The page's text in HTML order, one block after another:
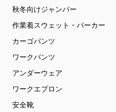
秋冬向けジャンパー
作業着スウェット・パーカー
カーゴパンツ
ワークパンツ
アンダーウェア
ワークエプロン
安全靴